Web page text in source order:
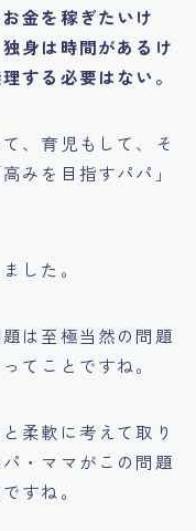
金を稼ぎたいけ
身は時間があるけ
する必要はない。
、育児もして、そ
みを目指すパパ」
した。
は至極当然の問題
てことですね。
柔軟に考えて取り
・ママがこの問題
すね。